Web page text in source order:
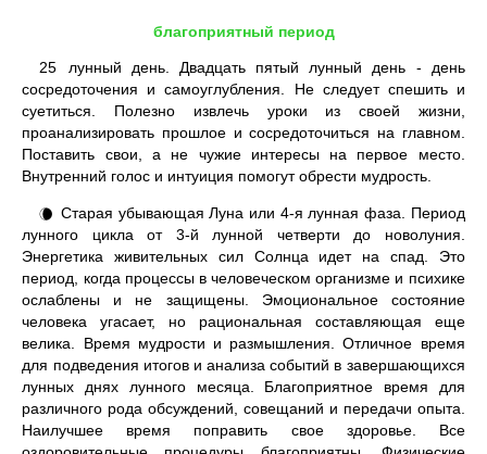
благоприятный период
25
лунный день. Двадцать пятый лунный день - день
сосредоточения и самоуглубления. Не следует спешить и
суетиться. Полезно извлечь уроки из своей жизни,
проанализировать прошлое и сосредоточиться на главном.
Поставить свои, а не чужие интересы на первое место.
Внутренний голос и интуиция помогут обрести мудрость.
🌘 Старая убывающая Луна или 4-я лунная фаза. Период
лунного цикла от 3-й лунной четверти до новолуния.
Энергетика живительных сил Солнца идет на спад. Это
период, когда процессы в человеческом организме и психике
ослаблены и не защищены. Эмоциональное состояние
человека угасает, но рациональная составляющая еще
велика. Время мудрости и размышления. Отличное время
для подведения итогов и анализа событий в завершающихся
лунных днях лунного месяца. Благоприятное время для
различного рода обсуждений, совещаний и передачи опыта.
Наилучшее время поправить свое здоровье. Все